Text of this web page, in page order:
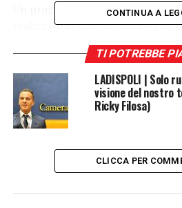
Un progetto che unisce scuola,
realizzato in collaborazione con
Romano (GAR) e il Gruppo
Cerite (GATC), con l’obiettivo di
generazioni alla conoscenza
archeologico locale.
Il percorso prevede una prima
direttore del Polo Museale del
dottor Flavio Enei, che
CONTINUA A
TI POTREBBE
LADISPOLI | Solo
visione del nostro
Ricky Filosa)
CLICCA PER